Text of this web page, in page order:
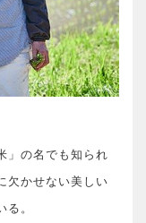
」の名でも知られ
欠かせない美しい
。